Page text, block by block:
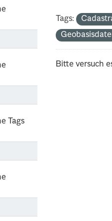
Tags
Tags:
Bitte versuch